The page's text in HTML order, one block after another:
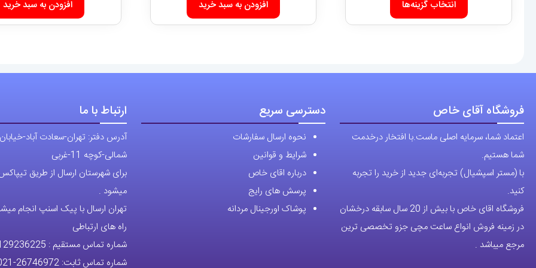
انتخاب گزینه‌ها
محصول
دارای
ها
است
صفحه
محصول
افزودن به سبد خرید افزودن به سبد خرید
فروشگاه آقای خاص
اعتماد شما، سرمایه اصلی ماست.با افتخار درخدمت
شما هستیم.
با (مستر اسپشیال) تجربه‌ای جدید از خرید را تجربه
کنید.
فروشگاه اقای خاص با بیش از 20 سال سابقه درخشان
در زمینه فروش انواع ساعت مچی جزو تخصصی ترین
مرجع میباشد .
دسترسی سریع
نحوه ارسال سفارشات
شرایط و قوانین
درباره اقای خاص
پرسش های رایج
پوشاک اورجینال مردانه
ارتباط با ما
آدرس دفتر: تهران-سعادت آباد-
شمالی-کوچه 11-غربی
برای شهرستان ارسال از طریق تیپاکس
میشود .
تهران ارسال با پیک اسنپ انجام
راه های ارتباطی
شماره تماس مستقیم :
شماره تماس ثابت: 26746972
-021